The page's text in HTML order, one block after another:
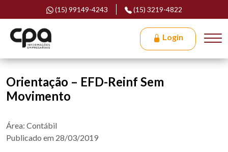
(15) 99149-4243 (15) 3219-4822
Login
Orientação – EFD-Reinf Sem
Movimento
Área: Contábil
Publicado em 28/03/2019